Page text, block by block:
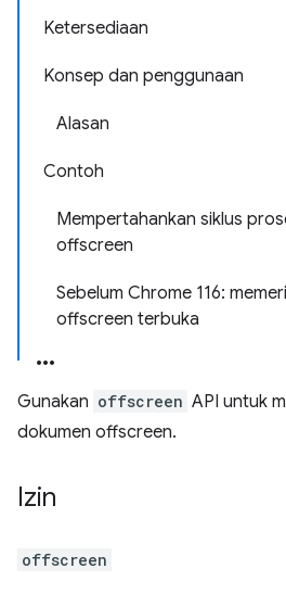
Ketersediaan
Konsep dan penggunaan
Alasan
Contoh
Mempertahankan siklus
offscreen
Sebelum Chrome 116:
offscreen terbuka
Gunakan offscreen API untuk
dokumen offscreen.
Izin
offscreen